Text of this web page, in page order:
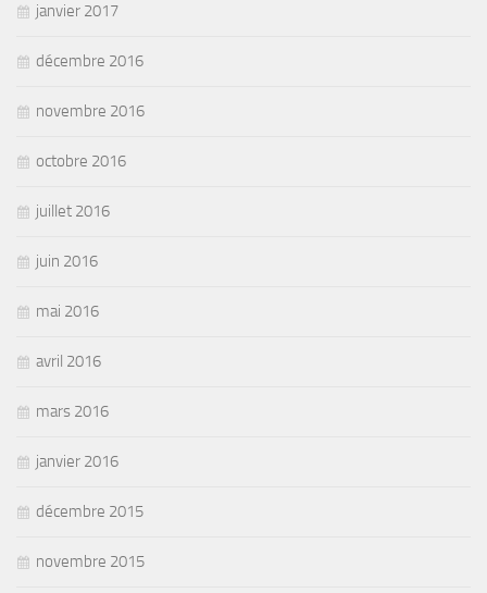
janvier 2017
décembre 2016
novembre 2016
octobre 2016
juillet 2016
juin 2016
mai 2016
avril 2016
mars 2016
janvier 2016
décembre 2015
novembre 2015